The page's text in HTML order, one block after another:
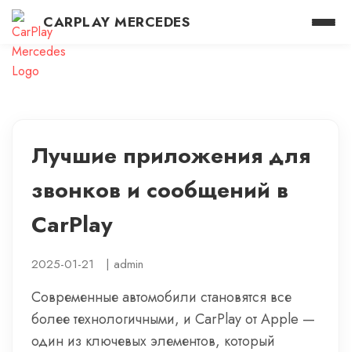
CARPLAY MERCEDES
Лучшие приложения для
звонков и сообщений в
CarPlay
2025-01-21 | admin
Современные автомобили становятся все
более технологичными, и CarPlay от Apple —
один из ключевых элементов, который